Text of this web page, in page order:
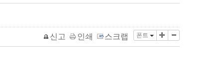
폰트
신고 인쇄 스크랩